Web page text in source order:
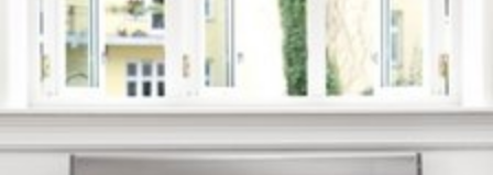
Aktuelle prosjekter
Om VVS Aktuelt
Kontakt oss: